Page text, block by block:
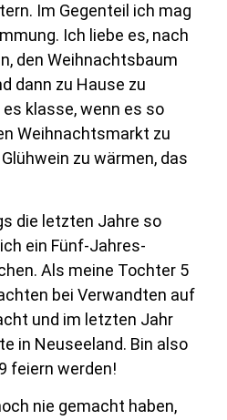
Im Gegenteil ich mag
Ich liebe es, nach
den Weihnachtsbaum
dann zu Hause zu
klasse, wenn es so
Weihnachtsmarkt zu
zu wärmen, das
die letzten Jahre so
ein Fünf-Jahres-
Als meine Tochter 5
bei Verwandten auf
und im letzten Jahr
in Neuseeland. Bin also
feiern werden!
nie gemacht haben,